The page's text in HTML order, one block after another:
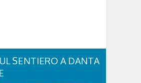
SENTIERO A DANTA